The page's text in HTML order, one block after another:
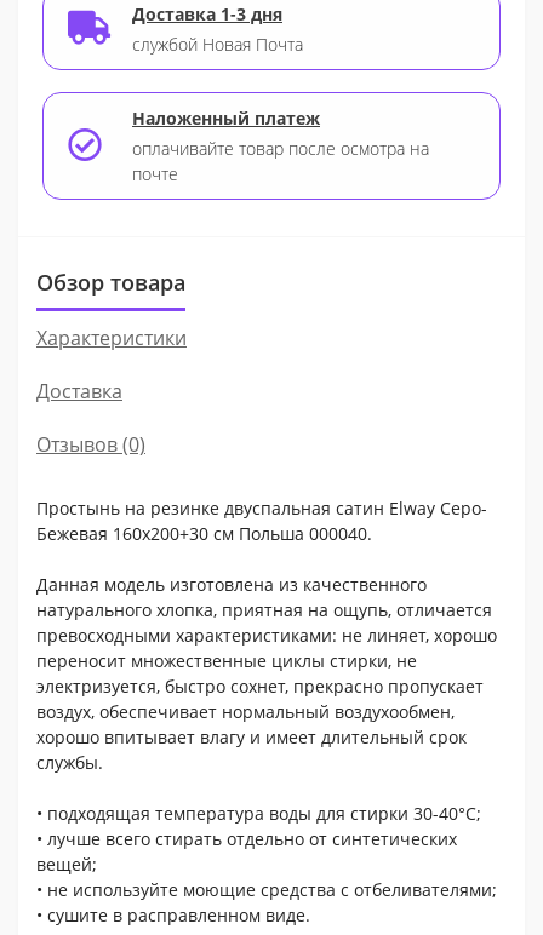
Доставка 1-3 дня
службой Новая Почта
Наложенный платеж
оплачивайте товар после осмотра на
почте
Обзор товара
Характеристики
Доставка
Отзывов (0)
Простынь на резинке двуспальная сатин Elway Серо-
Бежевая 160х200+30 см Польша 000040.
Данная модель изготовлена из качественного
натурального хлопка, приятная на ощупь, отличается
превосходными характеристиками: не линяет, хорошо
переносит множественные циклы стирки, не
электризуется, быстро сохнет, прекрасно пропускает
воздух, обеспечивает нормальный воздухообмен,
хорошо впитывает влагу и имеет длительный срок
службы.
• подходящая температура воды для стирки 30-40°С;
• лучше всего стирать отдельно от синтетических
вещей;
• не используйте моющие средства с отбеливателями;
• сушите в расправленном виде.